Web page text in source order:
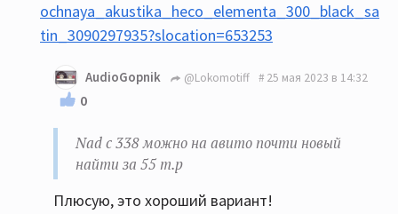
ochnaya_akustika_heco_elementa_300_black_sa
tin_3090297935?slocation=653253
AudioGopnik @Lokomotiff 25 мая 2023 в 14:32
0
Nad c 338 можно на авито почти новый
найти за 55 т.р
Плюсую, это хороший вариант!